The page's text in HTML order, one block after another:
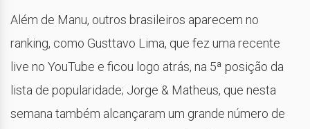
Além de Manu, outros brasileiros aparecem no
ranking, como Gusttavo Lima, que fez uma recente
live no YouTube e ficou logo atrás, na 5ª posição da
lista de popularidade; Jorge & Matheus, que nesta
semana também alcançaram um grande número de